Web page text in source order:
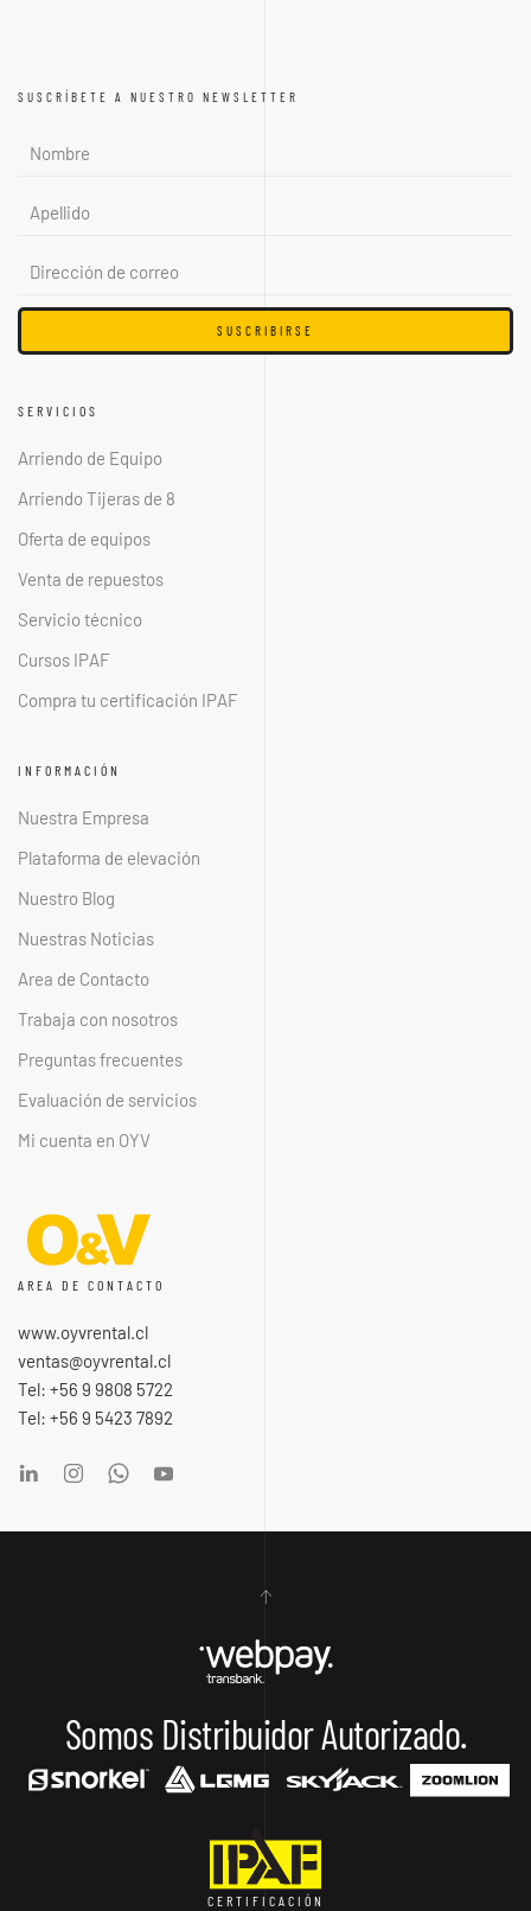
SUSCRÍBETE A NUESTRO NEWSLETTER
SUSCRIBIRSE
SERVICIOS
Arriendo de Equipo
Arriendo Tijeras de 8
Oferta de equipos
Venta de repuestos
Servicio técnico
Cursos IPAF
Compra tu certificación IPAF
INFORMACIÓN
Nuestra Empresa
Plataforma de elevación
Nuestro Blog
Nuestras Noticias
Area de Contacto
Trabaja con nosotros
Preguntas frecuentes
Evaluación de servicios
Mi cuenta en OYV
AREA DE CONTACTO
www.oyvrental.cl
ventas@oyvrental.cl
Tel: +56 9 9808 5722
Tel: +56 9 5423 7892
Somos Distribuidor Autorizado.
CERTIFICACIÓN